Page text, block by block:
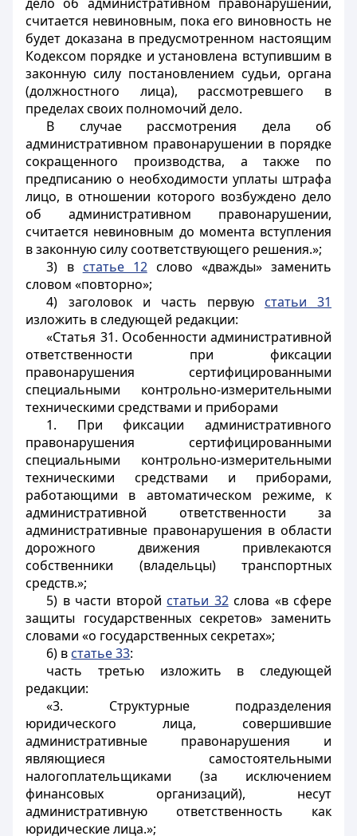
считается невиновным, пока его виновность не
будет доказана в предусмотренном настоящим
Кодексом порядке и установлена вступившим в
законную силу постановлением судьи, органа
(должностного лица), рассмотревшего в
пределах своих полномочий дело.
В случае рассмотрения дела об
административном правонарушении в порядке
сокращенного производства, а также по
предписанию о необходимости уплаты штрафа
лицо, в отношении которого возбуждено дело
об административном правонарушении,
считается невиновным до момента вступления
в законную силу соответствующего решения.»;
3) в статье 12слово «дважды» заменить
словом «повторно»;
4) заголовок и часть первую статьи 31
изложить в следующей редакции:
«Статья 31. Особенности административной
ответственности при фиксации
правонарушения сертифицированными
специальными контрольно-измерительными
техническими средствами и приборами
1. При фиксации административного
правонарушения сертифицированными
специальными контрольно-измерительными
техническими средствами и приборами,
работающими в автоматическом режиме, к
административной ответственности за
административные правонарушения в области
дорожного движения привлекаются
собственники (владельцы) транспортных
средств.»;
5) в части второй статьи 32слова «в сфере
защиты государственных секретов» заменить
словами «о государственных секретах»;
6) в статье 33:
часть третью изложить в следующей
редакции:
«3. Структурные подразделения
юридического лица, совершившие
административные правонарушения и
являющиеся самостоятельными
налогоплательщиками (за исключением
финансовых организаций), несут
административную ответственность как
юридические лица.»;